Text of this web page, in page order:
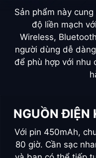
Sản phẩm này
độ liền mạch
Wireless,
người dùng dễ
để phù hợp với nhu
NGUỒN ĐIỆN
Với pin 450mAh,
80 giờ. Cần sạc